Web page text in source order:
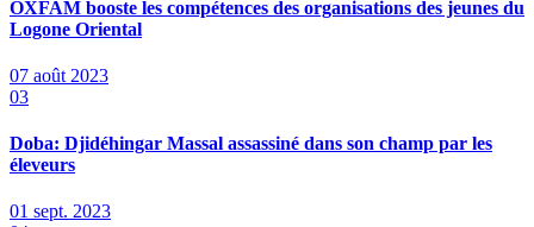
OXFAM booste les compétences des organisations des jeunes du
Logone Oriental
07 août 2023
03
Doba: Djidéhingar Massal assassiné dans son champ par les
éleveurs
01 sept. 2023